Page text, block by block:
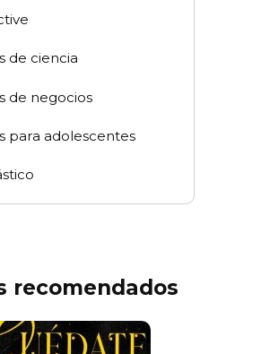
de ciencia
de negocios
para adolescentes
recomendados